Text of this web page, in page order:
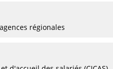
régionales